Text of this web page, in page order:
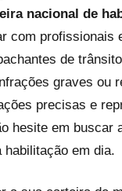
nacional de
com profissionais
de
graves ou
precisas e
hesite em buscar
habilitação em dia.